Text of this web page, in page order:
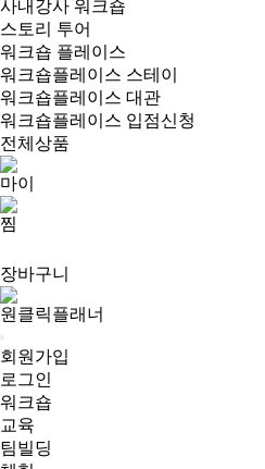
사내강사 워크숍
스토리 투어
워크숍 플레이스
워크숍플레이스 스테이
워크숍플레이스 대관
워크숍플레이스 입점신청
전체상품
마이
찜
장바구니
원클릭플래너
회원가입
로그인
워크숍
교육
팀빌딩